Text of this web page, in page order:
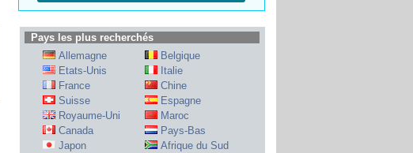
Pays les plus recherchés
Allemagne
Belgique
Etats-Unis
Italie
France
Chine
Suisse
Espagne
Royaume-Uni
Maroc
Canada
Pays-Bas
Japon
Afrique du Sud